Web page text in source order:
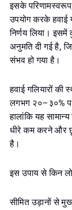
इसके
उपयोग करके हवाई
निर्णय लिया। इसमें
अनुमति दी गई है,
संभव हो गया है।
हवाई गलियारों की
लगभग २०–३०%
हालांकि यह
धीरे कम करने और
है।
इस उपाय से किन
सीमित उड़ानों से